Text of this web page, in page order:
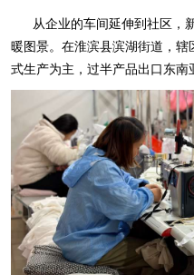
从企业的车间延伸到社区，
暖图景。在淮滨县滨湖街道，
式生产为主，过半产品出口东南